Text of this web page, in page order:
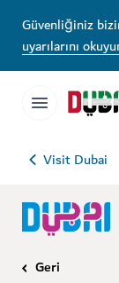
Güvenliğiniz
uyarılarını
Visit Dubai
Geri